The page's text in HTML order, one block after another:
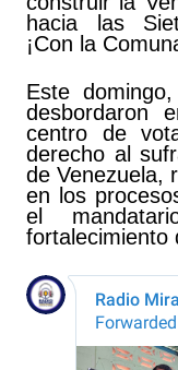
hacia las
¡Con la
Este
desbordaron
centro de
derecho al
de Venezuela,
en los
el
fortalecimiento